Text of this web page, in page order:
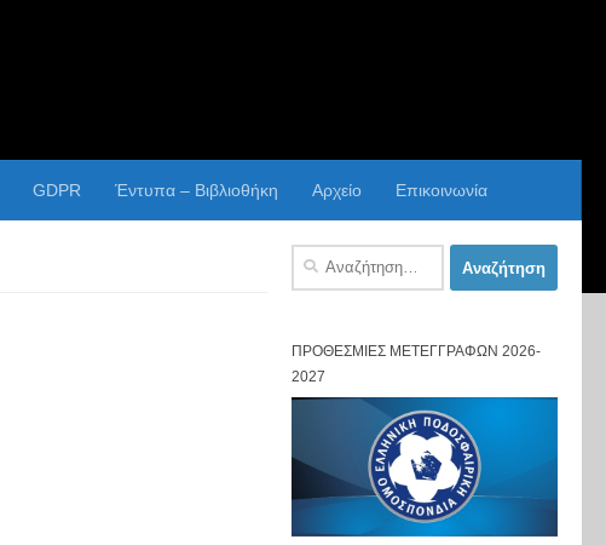
GDPR Έντυπα – Βιβλιοθήκη Αρχείο Επικοινωνία
Αναζήτηση
ΠΡΟΘΕΣΜΊΕΣ ΜΕΤΕΓΓΡΑΦΏΝ 2026-
2027